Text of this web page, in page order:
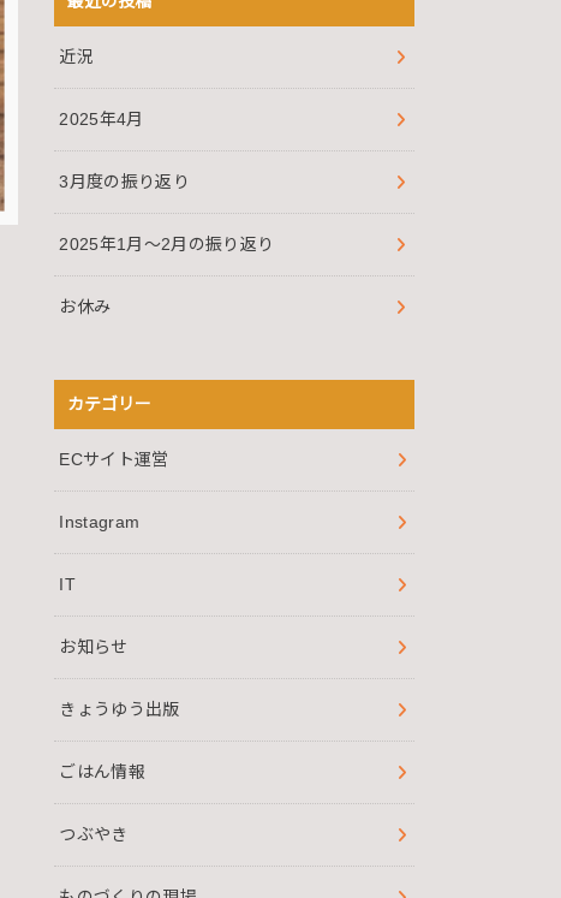
近況
2025年4月
3月度の振り返り
2025年1月～2月の振り返り
お休み
カテゴリー
ECサイト運営
Instagram
IT
お知らせ
きょうゆう出版
ごはん情報
つぶやき